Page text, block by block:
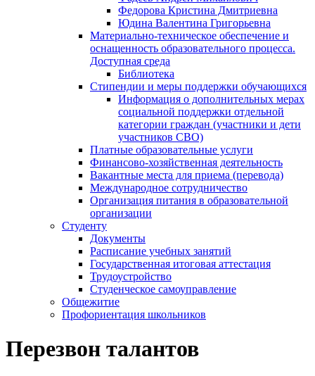
Федорова Кристина Дмитриевна
Юдина Валентина Григорьевна
Материально-техническое обеспечение и
оснащенность образовательного процесса.
Доступная среда
Библиотека
Стипендии и меры поддержки обучающихся
Информация о дополнительных мерах
социальной поддержки отдельной
категории граждан (участники и дети
участников СВО)
Платные образовательные услуги
Финансово-хозяйственная деятельность
Вакантные места для приема (перевода)
Международное сотрудничество
Организация питания в образовательной
организации
Студенту
Документы
Расписание учебных занятий
Государственная итоговая аттестация
Трудоустройство
Студенческое самоуправление
Общежитие
Профориентация школьников
Перезвон талантов